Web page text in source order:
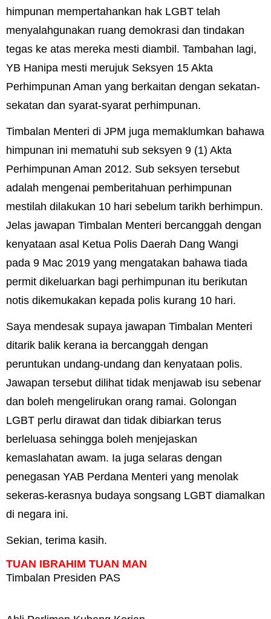
himpunan mempertahankan hak LGBT telah
menyalahgunakan ruang demokrasi dan tindakan
tegas ke atas mereka mesti diambil. Tambahan lagi,
YB Hanipa mesti merujuk Seksyen 15 Akta
Perhimpunan Aman yang berkaitan dengan sekatan-
sekatan dan syarat-syarat perhimpunan.
Timbalan Menteri di JPM juga memaklumkan bahawa
himpunan ini mematuhi sub seksyen 9 (1) Akta
Perhimpunan Aman 2012. Sub seksyen tersebut
adalah mengenai pemberitahuan perhimpunan
mestilah dilakukan 10 hari sebelum tarikh berhimpun.
Jelas jawapan Timbalan Menteri bercanggah dengan
kenyataan asal Ketua Polis Daerah Dang Wangi
pada 9 Mac 2019 yang mengatakan bahawa tiada
permit dikeluarkan bagi perhimpunan itu berikutan
notis dikemukakan kepada polis kurang 10 hari.
Saya mendesak supaya jawapan Timbalan Menteri
ditarik balik kerana ia bercanggah dengan
peruntukan undang-undang dan kenyataan polis.
Jawapan tersebut dilihat tidak menjawab isu sebenar
dan boleh mengelirukan orang ramai. Golongan
LGBT perlu dirawat dan tidak dibiarkan terus
berleluasa sehingga boleh menjejaskan
kemaslahatan awam. Ia juga selaras dengan
penegasan YAB Perdana Menteri yang menolak
sekeras-kerasnya budaya songsang LGBT diamalkan
di negara ini.
Sekian, terima kasih.
TUAN IBRAHIM TUAN MAN
Timbalan Presiden PAS